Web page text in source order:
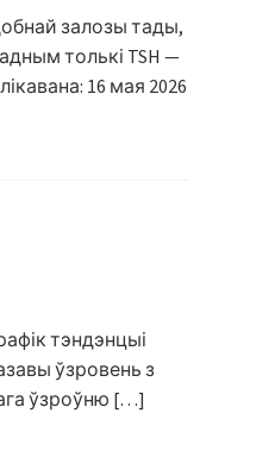
залозы тады,
толькі TSH —
16 мая 2026
тэндэнцыі
ўзровень з
ўзроўню […]